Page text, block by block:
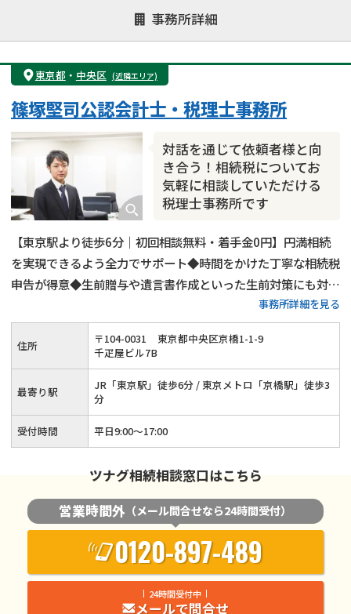
遺言書作成・遺言執行
相続放棄
相続登記
遺産分割
遺留分侵害額請求
相続税申告
相続手続き
銀行手続き
成年後見・任意後見
贈与税
生前対策
相続人調査
相続財産調査
相続トラブル
事務所詳細
東京都 ・ 中央区 (近隣エリア)
対話を通じて依頼者様と向
き合う！相続税についてお
気軽に相談していただける
税理士事務所です
篠塚堅司公認会計士・税理士事務所
【東京駅より徒歩6分｜初回相談無料・着手金0円】円満相続
を実現できるよう全力でサポート◆時間をかけた丁寧な相続税
申告が得意◆生前贈与や遺言書作成といった生前対策にも対応
可能◆賃貸用不動産や会社（株式）の相続もお任せください◆
相談者様・依頼者様との対話を通じて真摯に対応いたします！
事務所詳細を見る
住所 〒104-0031
東京都中央区京橋1-1-9
千疋屋ビル7B
最寄り駅
JR「東京駅」徒歩6分 / 東京メトロ「京橋駅」徒歩3
分
受付時間 平日9:00～17:00
ツナグ相続相談窓口はこちら
営業時間外 （メール問合せなら24時間受付）
0120-897-489
24時間受付中
メールで問合せ